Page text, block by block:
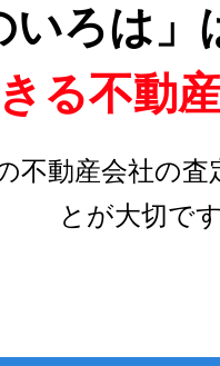
いろは
る不動
不動産会社の査
とが大切です